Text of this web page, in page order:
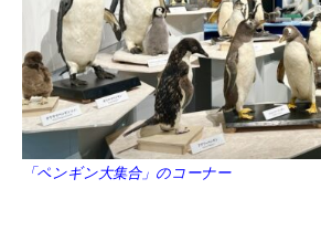
「ペンギン大集合」のコーナー